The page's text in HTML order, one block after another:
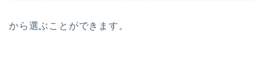
から選ぶことができます。